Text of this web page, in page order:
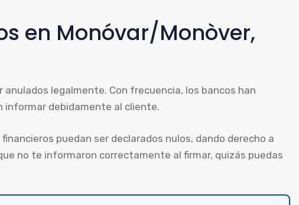
en Monóvar/Monòver,
legalmente. Con frecuencia, los bancos han
informar debidamente al cliente.
puedan ser declarados nulos, dando derecho a
no te informaron correctamente al firmar, quizás puedas